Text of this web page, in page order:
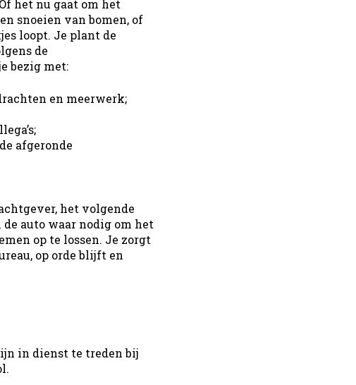
het nu gaat om het
snoeien van bomen, of
loopt. Je plant de
de
bezig met:
en meerwerk;
afgeronde
het volgende
auto waar nodig om het
op te lossen. Je zorgt
op orde blijft en
in dienst te treden bij